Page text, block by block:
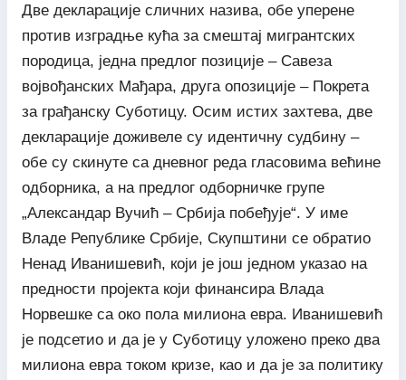
Две декларације сличних назива, обе уперене
против изградње кућа за смештај мигрантских
породица, једна предлог позиције – Савеза
војвођанских Мађара, друга опозиције – Покрета
за грађанску Суботицу. Осим истих захтева, две
декларације доживеле су идентичну судбину –
обе су скинуте са дневног реда гласовима већине
одборника, а на предлог одборничке групе
„Александар Вучић – Србија побеђује“. У име
Владе Републике Србије, Скупштини се обратио
Ненад Иванишевић, који је још једном указао на
предности пројекта који финансира Влада
Норвешке са око пола милиона евра. Иванишевић
је подсетио и да је у Суботицу уложено преко два
милиона евра током кризе, као и да је за политику